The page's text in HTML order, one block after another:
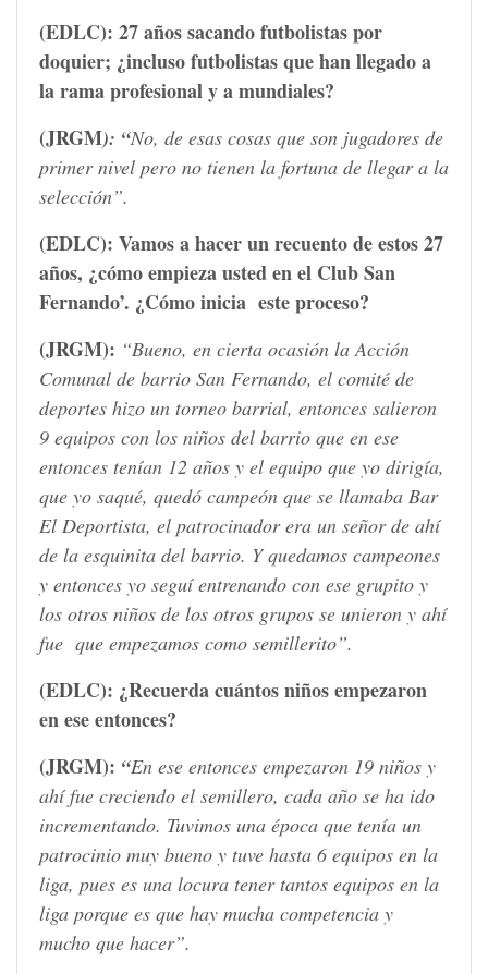
(EDLC): 27 años sacando futbolistas por
doquier; ¿incluso futbolistas que han llegado a
la rama profesional y a mundiales?
(JRGM): “No, de esas cosas que son jugadores de
primer nivel pero no tienen la fortuna de llegar a la
selección”.
(EDLC): Vamos a hacer un recuento de estos 27
años, ¿cómo empieza usted en el Club San
Fernando’. ¿Cómo inicia este proceso?
(JRGM): “Bueno, en cierta ocasión la Acción
Comunal de barrio San Fernando, el comité de
deportes hizo un torneo barrial, entonces salieron
9 equipos con los niños del barrio que en ese
entonces tenían 12 años y el equipo que yo dirigía,
que yo saqué, quedó campeón que se llamaba Bar
El Deportista, el patrocinador era un señor de ahí
de la esquinita del barrio. Y quedamos campeones
y entonces yo seguí entrenando con ese grupito y
los otros niños de los otros grupos se unieron y ahí
fue que empezamos como semillerito”.
(EDLC): ¿Recuerda cuántos niños empezaron
en ese entonces?
(JRGM): “En ese entonces empezaron 19 niños y
ahí fue creciendo el semillero, cada año se ha ido
incrementando. Tuvimos una época que tenía un
patrocinio muy bueno y tuve hasta 6 equipos en la
liga, pues es una locura tener tantos equipos en la
liga porque es que hay mucha competencia y
mucho que hacer”.